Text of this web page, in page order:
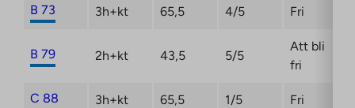
new
B 73 3h+kt 65,5 4/5 Fri
B 79 2h+kt 43,5 5/5
Att bli
fri
C 88 3h+kt 65,5 1/5 Fri